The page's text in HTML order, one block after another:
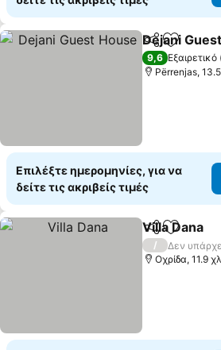
Κοινοποίηση
Dejani
9,6 Εξαιρετικό
Përrenjas,
Επιλέξτε ημερομηνίες, για να
δείτε τις ακριβείς τιμές
Κοινοποίηση
Villa Dana
/
Δεν
Οχρίδα, 11.9